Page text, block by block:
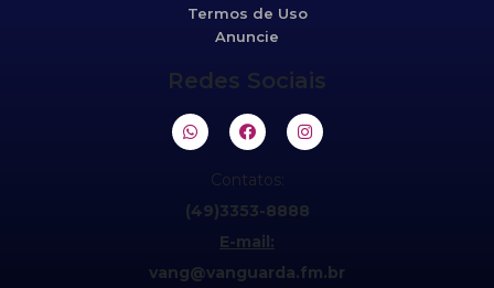
Termos de Uso
Anuncie
Redes Sociais
Contatos:
(49)3353-8888
E-mail:
vang@vanguarda.fm.br